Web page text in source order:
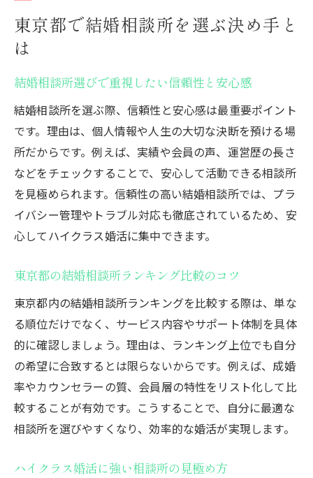
口コミや評判で分かる結婚相談所の特徴
験
東京都の結婚支援サービスを活用する方法
ハイクラス向け結婚相談所のサービス内容
解説
プロの仲人がサポートする結婚相談所の魅
力
婚活イベント参加で広がる結婚の可能性
結婚への近道は東京都の相談所選びから
結婚相談所利用で効率的に理想の相手探し
自分に合う結婚相談所を見つけるポイント
東京都の結婚マッチング事業を徹底活用
30代の結婚成功事例と相談所選びのコツ
交際から結婚までの流れを知る重要性
成婚率が高い相談所の共通する特徴
30代女性が知るべき東京都の結婚相談事情
結婚相談所で30代女性が得するサービス内
東京都で結婚相談所を選ぶ決め手と
は
結婚相談所選びで重視したい信頼性と安心感
結婚相談所を選ぶ際、信頼性と安心感は最重要ポイント
です。理由は、個人情報や人生の大切な決断を預ける場
所だからです。例えば、実績や会員の声、運営歴の長さ
などをチェックすることで、安心して活動できる相談所
を見極められます。信頼性の高い結婚相談所では、プラ
イバシー管理やトラブル対応も徹底されているため、安
心してハイクラス婚活に集中できます。
東京都の結婚相談所ランキング比較のコツ
東京都内の結婚相談所ランキングを比較する際は、単な
る順位だけでなく、サービス内容やサポート体制を具体
的に確認しましょう。理由は、ランキング上位でも自分
の希望に合致するとは限らないからです。例えば、成婚
率やカウンセラーの質、会員層の特性をリスト化して比
較することが有効です。こうすることで、自分に最適な
相談所を選びやすくなり、効率的な婚活が実現します。
ハイクラス婚活に強い相談所の見極め方